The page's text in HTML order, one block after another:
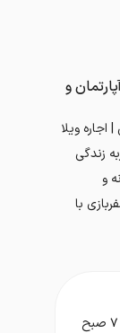
و
اجاره ویلا
زندگی
و
با
در تمامی سفر‌های شما، همه روزه از ساعت ۷ صبح